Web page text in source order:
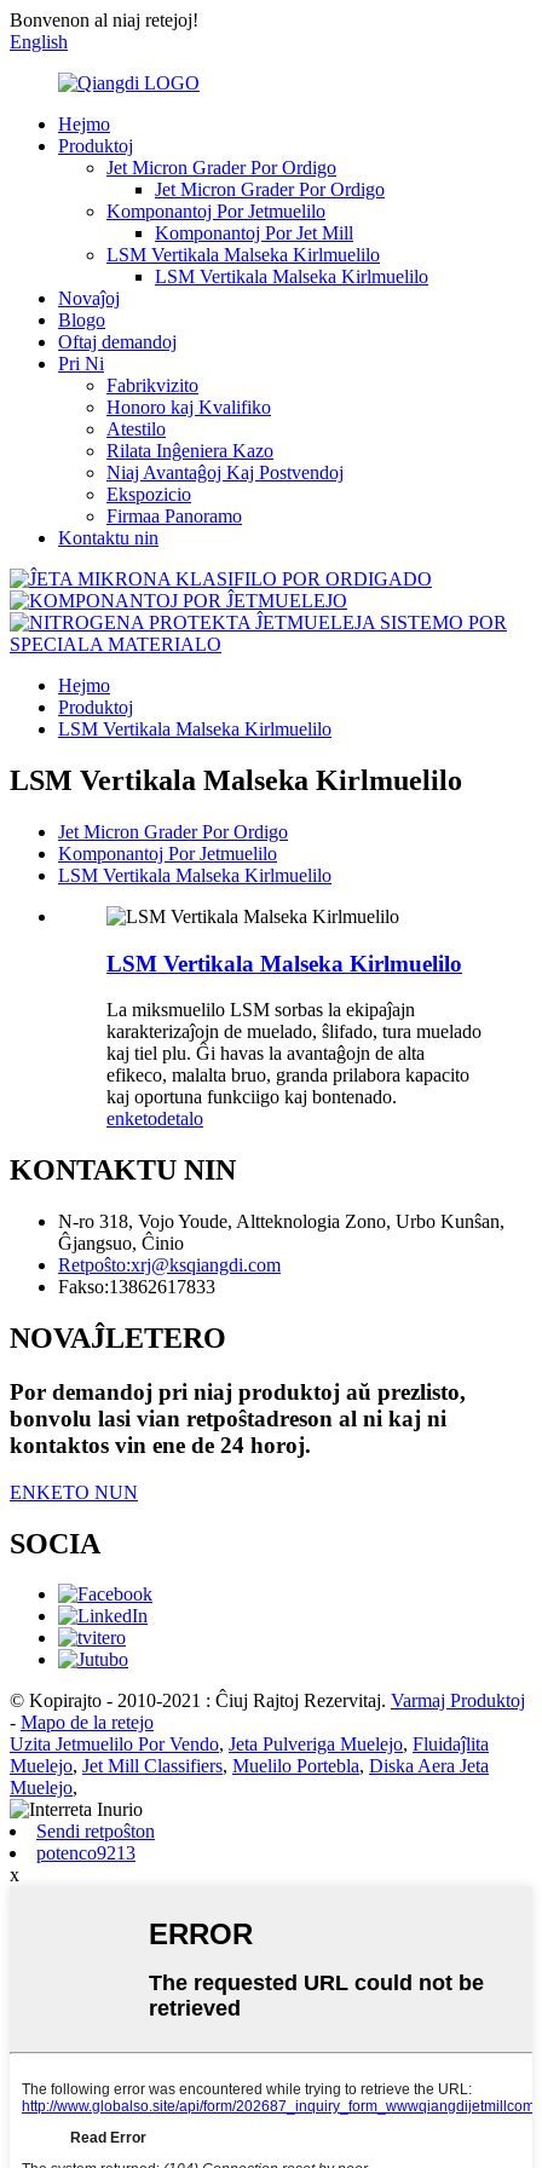
Bonvenon al niaj retejoj!
English
Hejmo
Produktoj
Jet Micron Grader Por Ordigo
Jet Micron Grader Por Ordigo
Komponantoj Por Jetmuelilo
Komponantoj Por Jet Mill
LSM Vertikala Malseka Kirlmuelilo
LSM Vertikala Malseka Kirlmuelilo
Novaĵoj
Blogo
Oftaj demandoj
Pri Ni
Fabrikvizito
Honoro kaj Kvalifiko
Atestilo
Rilata Inĝeniera Kazo
Niaj Avantaĝoj Kaj Postvendoj
Ekspozicio
Firmaa Panoramo
Kontaktu nin
Hejmo
Produktoj
LSM Vertikala Malseka Kirlmuelilo
LSM Vertikala Malseka Kirlmuelilo
Jet Micron Grader Por Ordigo
Komponantoj Por Jetmuelilo
LSM Vertikala Malseka Kirlmuelilo
LSM Vertikala Malseka Kirlmuelilo
La miksmuelilo LSM sorbas la ekipaĵajn
karakterizaĵojn de muelado, ŝlifado, tura muelado
kaj tiel plu. Ĝi havas la avantaĝojn de alta
efikeco, malalta bruo, granda prilabora kapacito
kaj oportuna funkciigo kaj bontenado.
enketodetalo
KONTAKTU NIN
N-ro 318, Vojo Youde, Altteknologia Zono, Urbo Kunŝan,
Ĝjangsuo, Ĉinio
Retpoŝto:xrj@ksqiangdi.com
Fakso:13862617833
NOVAĴLETERO
Por demandoj pri niaj produktoj aŭ prezlisto,
bonvolu lasi vian retpoŝtadreson al ni kaj ni
kontaktos vin ene de 24 horoj.
ENKETO NUN
SOCIA
© Kopirajto - 2010-2021 : Ĉiuj Rajtoj Rezervitaj. Varmaj Produktoj
- Mapo de la retejo
Uzita Jetmuelilo Por Vendo, Jeta Pulveriga Muelejo, Fluidaĵlita
Muelejo, Jet Mill Classifiers, Muelilo Portebla, Diska Aera Jeta
Muelejo,
Sendi retpoŝton
potenco9213
x